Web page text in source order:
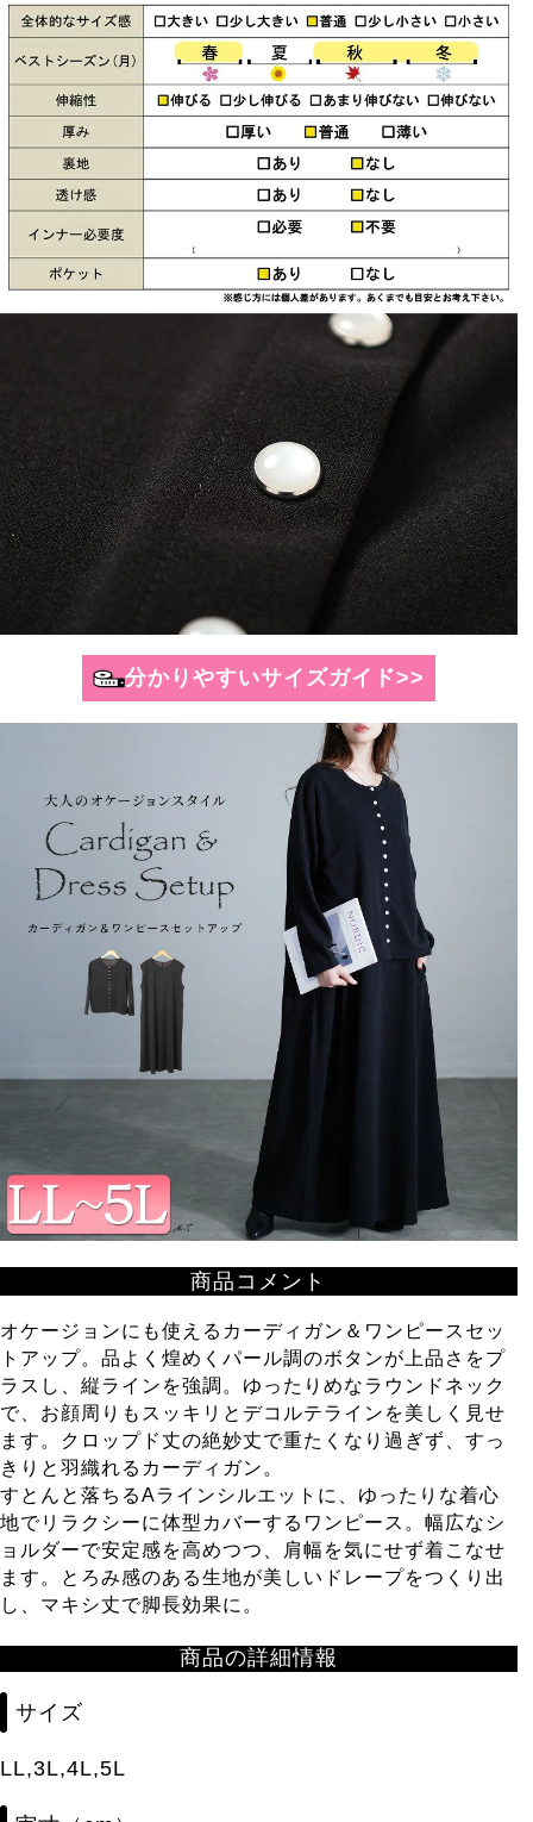
分かりやすいサイズガイド>>
商品コメント
オケージョンにも使えるカーディガン＆ワンピースセッ
トアップ。品よく煌めくパール調のボタンが上品さをプ
ラスし、縦ラインを強調。ゆったりめなラウンドネック
で、お顔周りもスッキリとデコルテラインを美しく見せ
ます。クロップド丈の絶妙丈で重たくなり過ぎず、すっ
きりと羽織れるカーディガン。
すとんと落ちるAラインシルエットに、ゆったりな着心
地でリラクシーに体型カバーするワンピース。幅広なシ
ョルダーで安定感を高めつつ、肩幅を気にせず着こなせ
ます。とろみ感のある生地が美しいドレープをつくり出
し、マキシ丈で脚長効果に。
商品の詳細情報
サイズ
LL,3L,4L,5L